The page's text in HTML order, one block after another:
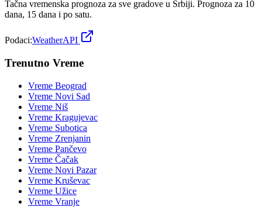
Tačna vremenska prognoza za sve gradove u Srbiji. Prognoza za 10
dana, 15 dana i po satu.
Podaci:WeatherAPI
Trenutno Vreme
Vreme Beograd
Vreme Novi Sad
Vreme Niš
Vreme Kragujevac
Vreme Subotica
Vreme Zrenjanin
Vreme Pančevo
Vreme Čačak
Vreme Novi Pazar
Vreme Kruševac
Vreme Užice
Vreme Vranje